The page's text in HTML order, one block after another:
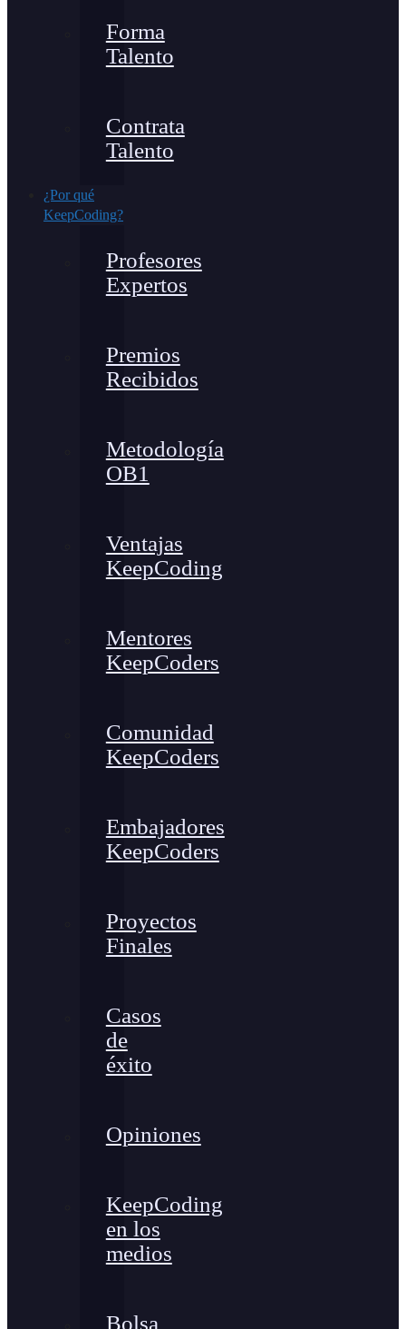
Forma
Talento
Contrata
Talento
¿Por qué
KeepCoding?
Profesores
Expertos
Premios
Recibidos
Metodología
OB1
Ventajas
KeepCoding
Mentores
KeepCoders
Comunidad
KeepCoders
Embajadores
KeepCoders
Proyectos
Finales
Casos
de
éxito
Opiniones
KeepCoding
en los
medios
Bolsa